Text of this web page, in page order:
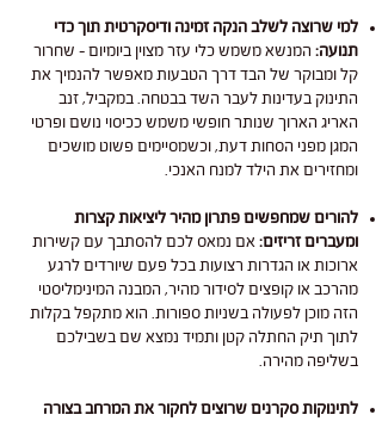
למי שרוצה לשלב הנקה זמינה ודיסקרטית תוך כדי
תנועה: המנשא משמש כלי עזר מצוין ביומיום – שחרור
קל ומבוקר של הבד דרך הטבעות מאפשר להנמיך את
התינוק בעדינות לעבר השד בבטחה. במקביל, זנב
האריג הארוך שנותר חופשי משמש ככיסוי נושם ופרטי
המגן מפני הסחות דעת, וכשמסיימים פשוט מושכים
ומחזירים את הילד למנח האנכי.
להורים שמחפשים פתרון מהיר ליציאות קצרות
ומעברים זריזים: אם נמאס לכם להסתבך עם קשירות
ארוכות או הגדרות רצועות בכל פעם שיורדים לרגע
מהרכב או קופצים לסידור מהיר, המבנה המינימליסטי
הזה מוכן לפעולה בשניות ספורות. הוא מתקפל בקלות
לתוך תיק החתלה קטן ותמיד נמצא שם בשבילכם
בשליפה מהירה.
לתינוקות סקרנים שרוצים לחקור את המרחב בצורה